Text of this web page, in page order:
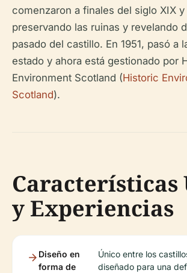
comenzaron a finales del siglo XIX y
preservando las ruinas y revelando
pasado del castillo. En 1951, pasó a
estado y ahora está gestionado por
Environment Scotland (Historic
Scotland).
Características
y Experiencias
Diseño en
forma de
Único entre los
diseñado para una